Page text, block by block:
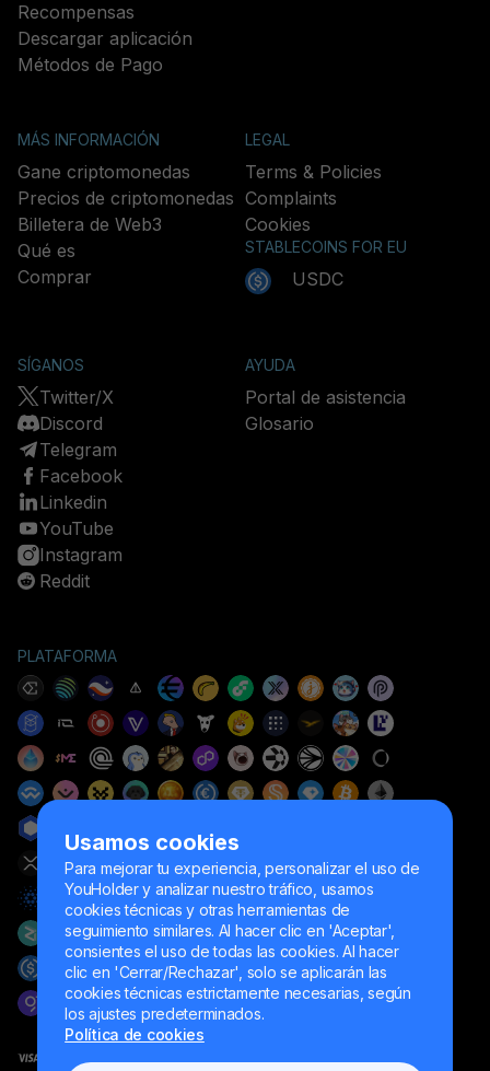
Usamos cookies
Para mejorar tu experiencia, personalizar el uso de
YouHolder y analizar nuestro tráfico, usamos
cookies técnicas y otras herramientas de
seguimiento similares. Al hacer clic en 'Aceptar',
consientes el uso de todas las cookies. Al hacer
clic en 'Cerrar/Rechazar', solo se aplicarán las
cookies técnicas estrictamente necesarias, según
los ajustes predeterminados.
Política de cookies
Recompensas
Descargar aplicación
Métodos de Pago
MÁS INFORMACIÓN
Gane criptomonedas
Precios de criptomonedas
Billetera de Web3
Qué es
Comprar
LEGAL
Terms & Policies
Complaints
Cookies
STABLECOINS FOR EU
USDC
SÍGANOS
Twitter/X
Discord
Telegram
Facebook
Linkedin
YouTube
Instagram
Reddit
AYUDA
Portal de asistencia
Glosario
PLATAFORMA